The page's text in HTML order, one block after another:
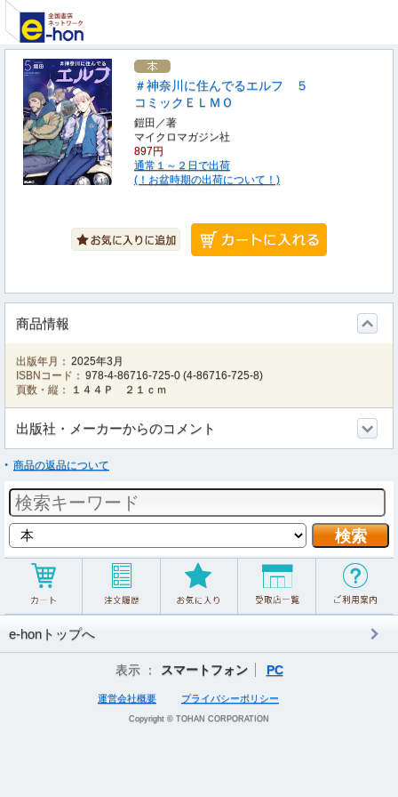
＃神奈川に住んでるエルフ ５
コミックＥＬＭＯ
鎧田／著
マイクロマガジン社
897円
通常１～２日で出荷
(！お盆時期の出荷について！)
商品情報
出版年月： 2025年3月
ISBNコード： 978-4-86716-725-0 (4-86716-725-8)
頁数・縦：
１４４Ｐ ２１ｃｍ
出版社・メーカーからのコメント
商品の返品について
e-honトップへ
表示 ： スマートフォン PC
運営会社概要 プライバシーポリシー
Copyright © TOHAN CORPORATION